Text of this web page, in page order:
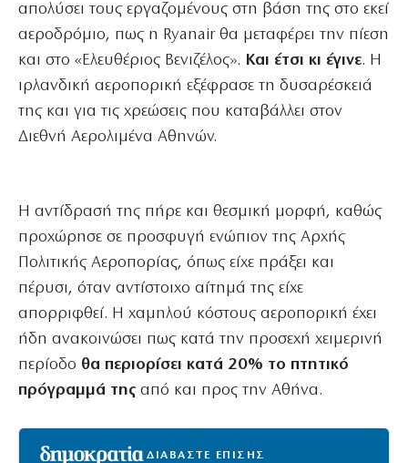
απολύσει τους εργαζομένους στη βάση της στο εκεί
αεροδρόμιο, πως η Ryanair θα μεταφέρει την πίεση
και στο «Ελευθέριος Βενιζέλος». Και έτσι κι έγινε. Η
ιρλανδική αεροπορική εξέφρασε τη δυσαρέσκειά
της και για τις χρεώσεις που καταβάλλει στον
Διεθνή Αερολιμένα Αθηνών.
Η αντίδρασή της πήρε και θεσμική μορφή, καθώς
προχώρησε σε προσφυγή ενώπιον της Αρχής
Πολιτικής Αεροπορίας, όπως είχε πράξει και
πέρυσι, όταν αντίστοιχο αίτημά της είχε
απορριφθεί. Η χαμηλού κόστους αεροπορική έχει
ήδη ανακοινώσει πως κατά την προσεχή χειμερινή
περίοδο θα περιορίσει κατά 20% το πτητικό
πρόγραμμά της από και προς την Αθήνα.
ΔΙΑΒΑΣΤΕ ΕΠΙΣΗΣ